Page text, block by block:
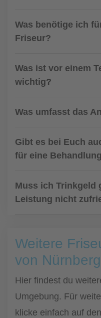
Was benötige ich
Friseur?
Was ist vor einem
wichtig?
Was umfasst das
Gibt es bei Euch
für eine
Muss ich Trinkgeld
Leistung nicht
Weitere
von Nürnberg
Hier findest du
Umgebung. Für
klicke einfach auf